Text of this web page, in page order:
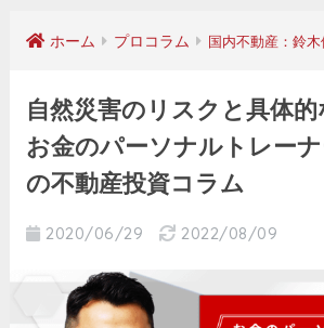
ホーム プロコラム 国内不動産：鈴
自然災害のリスクと具体的
お金のパーソナルトレー
の不動産投資コラム
2020/06/29 2022/08/09